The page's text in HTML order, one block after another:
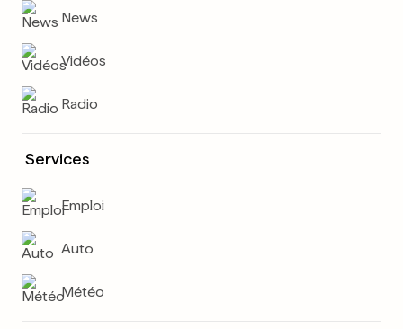
News
Vidéos
Radio
Services
Emploi
Auto
Météo